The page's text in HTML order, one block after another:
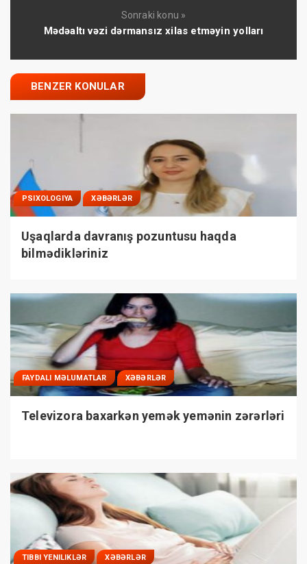
Sonraki konu »
Mədəaltı vəzi dərmansız xilas etməyin yolları
BENZER KONULAR
PSIXOLOGIYA XƏBƏRLƏR
Uşaqlarda davranış pozuntusu haqda
bilmədikləriniz
FAYDALI MƏLUMATLAR XƏBƏRLƏR
Televizora baxarkən yemək yemənin zərərləri
TIBBI YENILIKLƏR XƏBƏRLƏR